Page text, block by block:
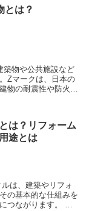
とは？
Zマークは、日本の
物の耐震性や防火性
、建物の防火構造や
しても安心感を与え
れていることは、
。また、災害時や緊
動を取ることがで
を満たす必要があり
ンテナンスが必要
は？リフォーム
途とは
の基本的な仕組みを
ながります。 タ